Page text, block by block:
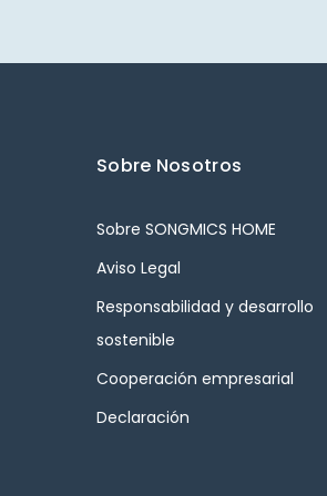
Sobre Nosotros
Sobre SONGMICS HOME
Aviso Legal
Responsabilidad y desarrollo
sostenible
Cooperación empresarial
Declaración